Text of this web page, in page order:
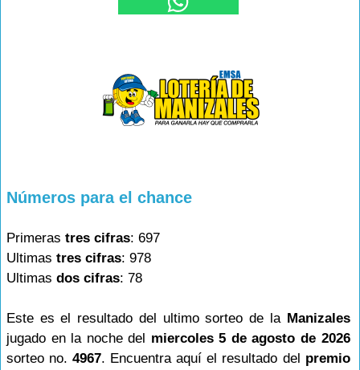
Números para el chance
Primeras tres cifras: 697
Ultimas tres cifras: 978
Ultimas dos cifras: 78
Este es el resultado del ultimo sorteo de la Manizales
jugado en la noche del miercoles 5 de agosto de 2026
sorteo no.4967. Encuentra aquí el resultado del premio